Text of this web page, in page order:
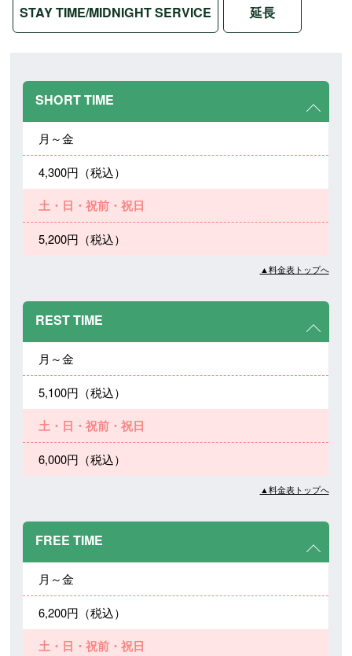
STAY TIME/MIDNIGHT SERVICE 延長
SHORT TIME
月～金
4,300円（税込）
土・日・祝前・祝日
5,200円（税込）
▲料金表トップへ
REST TIME
月～金
5,100円（税込）
土・日・祝前・祝日
6,000円（税込）
▲料金表トップへ
FREE TIME
月～金
6,200円（税込）
土・日・祝前・祝日